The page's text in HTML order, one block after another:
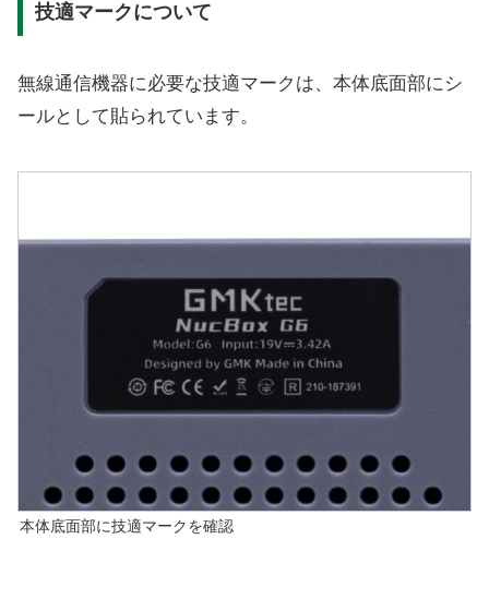
技適マークについて
無線通信機器に必要な技適マークは、本体底面部にシ
ールとして貼られています。
本体底面部に技適マークを確認